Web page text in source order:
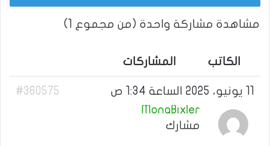
مشاهدة مشاركة واحدة (من مجموع 1)
الكاتب المشاركات
#360575
MonaBixler
مشارك